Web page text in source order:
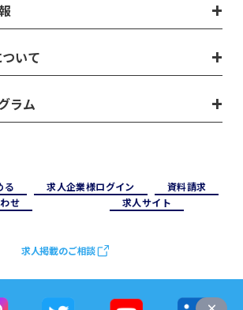
いて
ラム
る 求⼈企業様ログイン
資料請求
せ
求⼈サイト
求人掲載のご相談